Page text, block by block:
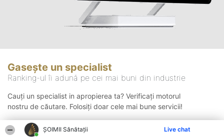
ŞOIMII Sănătații Live chat
Gasește un specialist
Ranking-ul îi adună pe cei mai buni din industrie
Cauți un specialist in apropierea ta? Verificați motorul
nostru de căutare. Folosiți doar cele mai bune servicii!